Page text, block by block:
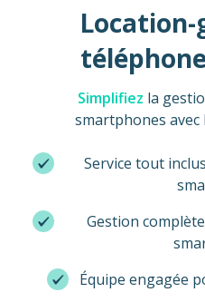
Simplifiez la
smartphones
Service tout
Gestion
Équipe engagée